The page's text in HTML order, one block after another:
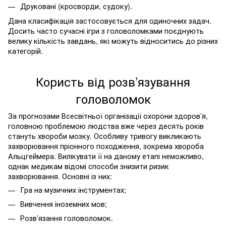
Друковані (кросворди, судоку).
Дана класифікація застосовується для одиночних задач.
Досить часто сучасні ігри з головоломками поєднують
велику кількість завдань, які можуть відноситись до різних
категорій.
Користь від розв’язування
головоломок
За прогнозами Всесвітньої організації охорони здоров’я,
головною проблемою людства вже через десять років
стануть хвороби мозку. Особливу тривогу викликають
захворювання пріонного походження, зокрема хвороба
Альцгеймера. Вилікувати її на даному етапі неможливо,
однак медикам відомі способи знизити ризик
захворювання. Основні із них:
Гра на музичних інструментах;
Вивчення іноземних мов;
Розв’язання головоломок.